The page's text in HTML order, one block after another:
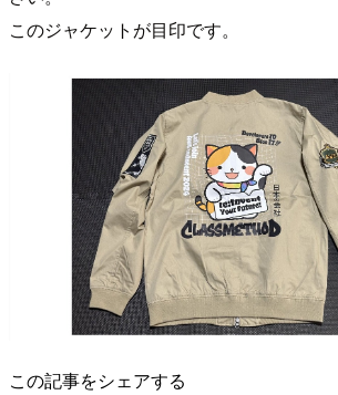
このジャケットが目印です。
この記事をシェアする